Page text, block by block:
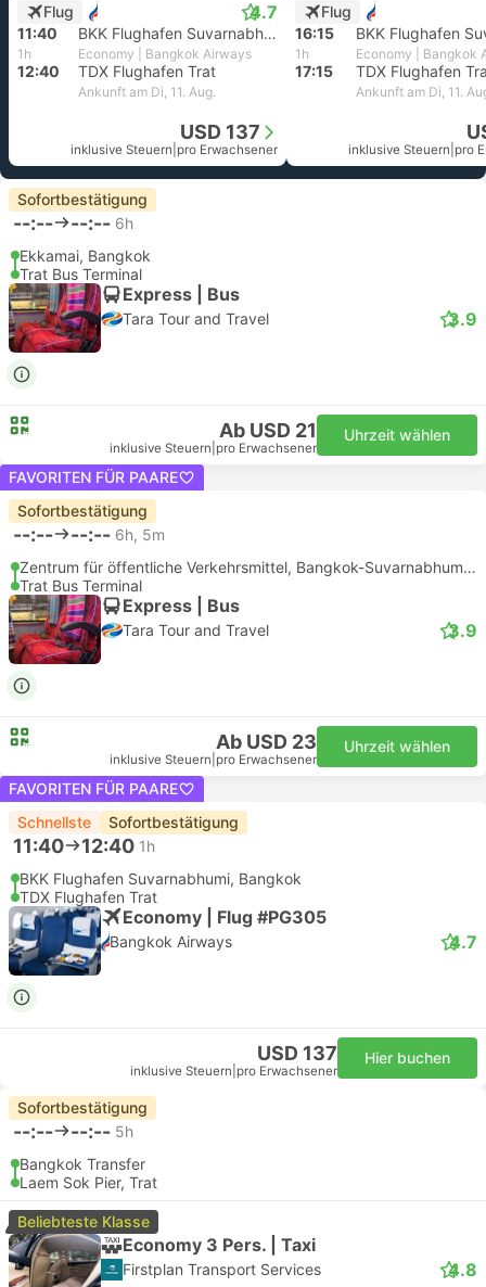
Flug
4.7
11:40 BKK Flughafen Suvarnabhumi, Bangkok
1h Economy | Bangkok Airways
12:40 TDX Flughafen Trat
Ankunft am Di, 11. Aug.
USD 137
inklusive Steuern pro Erwachsener
Flug
16:15
1h Economy | Bangkok
17:15 TDX Flughafen
Ankunft am Di, 11.
inklusive Steuern pro
Sofortbestätigung
--:-- --:-- 6h
Ekkamai, Bangkok
Trat Bus Terminal
Express | Bus
Tara Tour and Travel 3.9
Ab USD 21
inklusive Steuern pro Erwachsener
Uhrzeit wählen
FAVORITEN FÜR PAARE
Sofortbestätigung
--:-- --:-- 6h, 5m
Zentrum für öffentliche Verkehrsmittel, Bangkok-Suvarnabhumi Flughafen
Trat Bus Terminal
Express | Bus
Tara Tour and Travel 3.9
Ab USD 23
inklusive Steuern pro Erwachsener
Uhrzeit wählen
FAVORITEN FÜR PAARE
Schnellste
Sofortbestätigung
11:40 12:40 1h
BKK Flughafen Suvarnabhumi, Bangkok
TDX Flughafen Trat
Economy | Flug #PG305
Bangkok Airways 4.7
USD 137
inklusive Steuern pro Erwachsener
Hier buchen
Sofortbestätigung
--:-- --:-- 5h
Bangkok Transfer
Laem Sok Pier, Trat
Beliebteste Klasse
Economy 3 Pers. | Taxi
Firstplan Transport Services 4.8